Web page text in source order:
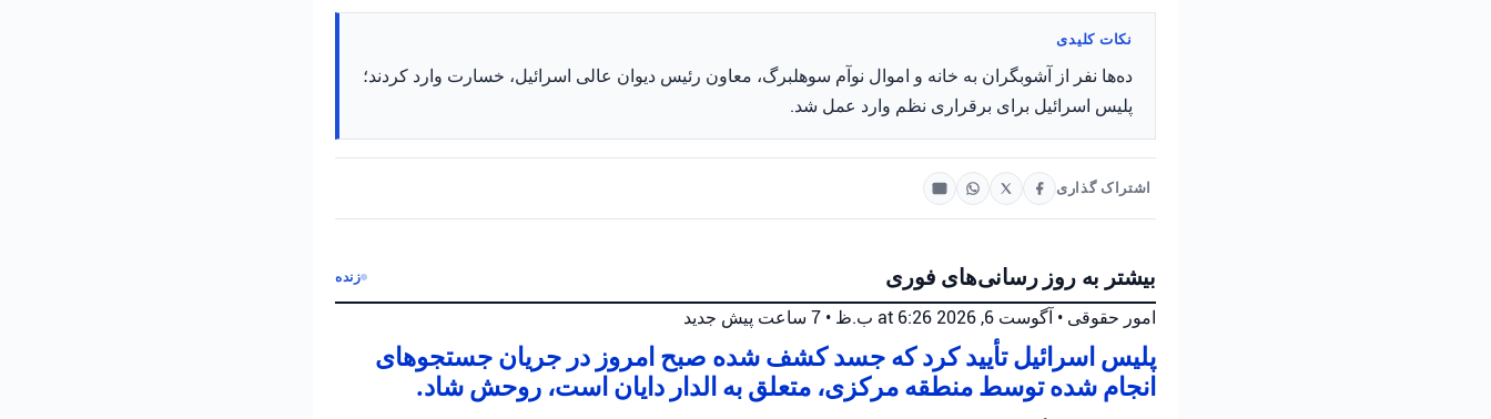
نکات کلیدی
ده‌ها نفر از آشوبگران به خانه و اموال نوآم سوهلبرگ، معاون رئیس دیوان عالی اسرائیل، خسارت وارد کردند؛
پلیس اسرائیل برای برقراری نظم وارد عمل شد.
اشتراک گذاری
بیشتر به روز رسانی‌های فوری زنده
امور حقوقی • آگوست 6, 2026 at 6:26 ب.ظ • 7 ساعت پیش جدید
پلیس اسرائیل تأیید کرد که جسد کشف شده صبح امروز در جریان جستجوهای
انجام شده توسط منطقه مرکزی، متعلق به الدار دایان است، روحش شاد.